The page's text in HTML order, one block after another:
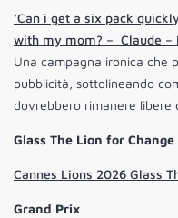
‘Can i get a six pack
with my mom? – Claude –
Una campagna ironica che
pubblicità, sottolineando
dovrebbero rimanere libere
Glass The Lion for Change
Cannes Lions 2026 Glass
Grand Prix